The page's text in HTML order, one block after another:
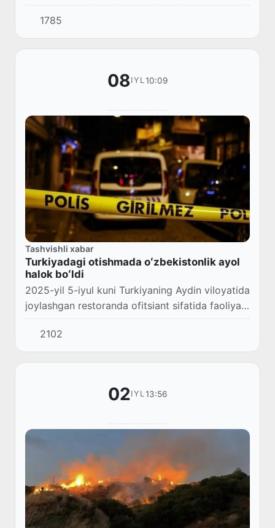
raundi bo'lib o'tadi.
1785
08IYL10:09
Tashvishli xabar
Turkiyadagi otishmada oʻzbekistonlik ayol
halok boʻldi
2025-yil 5-iyul kuni Turkiyaning Aydin viloyatida
joylashgan restoranda ofitsiant sifatida faoliyat
yuritib kelgan, 35 yoshli ayol vatandoshimiz
otishma oqibatida bosh qismidan ogʻ...
2102
02IYL13:56